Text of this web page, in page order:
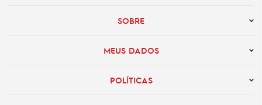
SOBRE
MEUS DADOS
POLÍTICAS